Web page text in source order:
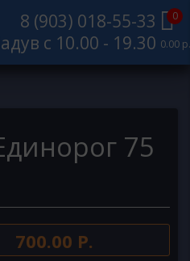
8 (903) 018-55-33
с 10.00 - 19.30
0
0.00 р.
75
700.00 Р.